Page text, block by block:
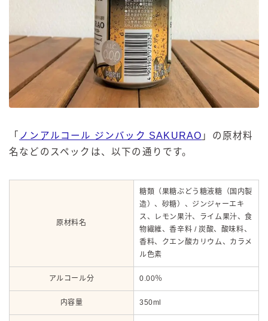
「 ノンアルコール ジンバック SAKURAO 」の原材料
名などのスペックは、以下の通りです。
原材料名
糖類（果糖ぶどう糖液糖（国内製
造）、砂糖）、ジンジャーエキ
ス、レモン果汁、ライム果汁、食
物繊維、香辛料 / 炭酸、酸味料、
香料、クエン酸カリウム、カラメ
ル色素
アルコール分 0.00％
内容量 350ml